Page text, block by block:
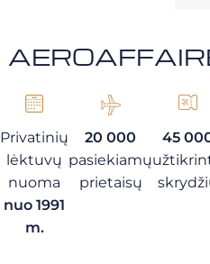
Privatinių
lėktuvų
nuoma
nuo 1991
m.
20 000
pasiekiamų
prietaisų
45